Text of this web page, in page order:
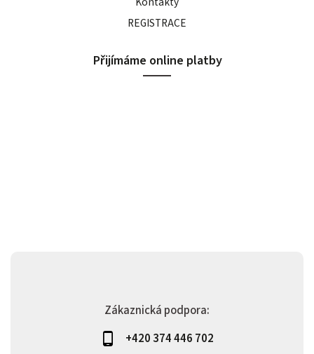
Zákaznická podpora:
+420 374 446 702
REGISTRACE
Přijímáme online platby